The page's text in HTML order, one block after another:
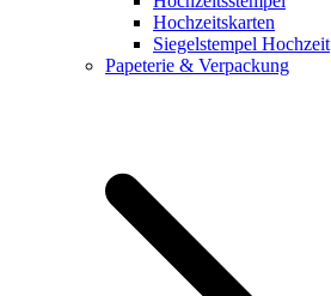
Hochzeitskarten
Siegelstempel Hochzeit
Papeterie & Verpackung